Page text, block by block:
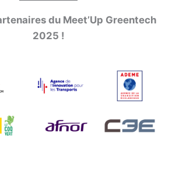
du Meet’Up Greentech
2025 !